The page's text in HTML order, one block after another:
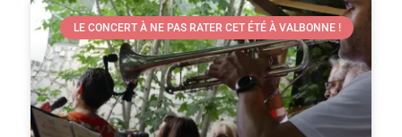
LE CONCERT À NE PAS RATER CET ÉTÉ À VALBONNE !